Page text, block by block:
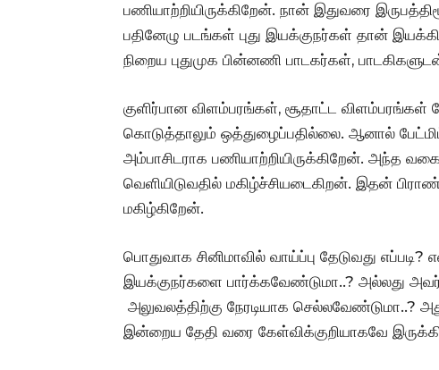
பணியாற்றியிருக்கிறேன். நான் இதுவரை
பதினேழு படங்கள் புது இயக்குநர்கள் தான்
நிறைய புதுமுக பின்னணி பாடகர்கள்,
குளிர்பான விளம்பரங்கள், சூதாட்ட
கொடுத்தாலும் ஒத்துழைப்பதில்லை. ஆனால்
அம்பாசிடராக பணியாற்றியிருக்கிறேன். அந்த
வெளியிடுவதில் மகிழ்ச்சியடைகிறன். இதன்
மகிழ்கிறேன்.
பொதுவாக சினிமாவில் வாய்ப்பு தேடுவது
இயக்குநர்களை பார்க்கவேண்டுமா..? அல்லது
அலுவலத்திற்கு நேரடியாக செல்லவேண்டுமா..?
இன்றைய தேதி வரை கேள்விக்குறியாகவே